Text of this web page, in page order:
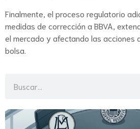
Finalmente, el proceso regulatorio
medidas de corrección a BBVA,
el mercado y afectando las acciones
bolsa.